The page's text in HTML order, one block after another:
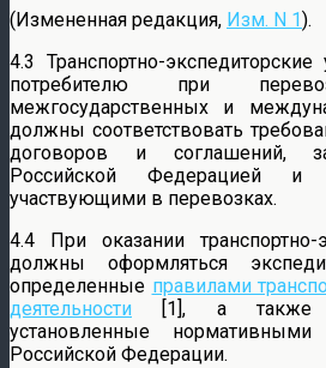
(Измененная редакция, Изм. N 1).
4.3 Транспортно-
потребителю при
межгосударственных и
должны соответствовать
договоров и соглашений,
Российской Федерацией и
участвующими в перевозках.
4.4 При оказании транспортно-
должны оформляться
определенные правилами
деятельности [1], а также
установленные
Российской Федерации.